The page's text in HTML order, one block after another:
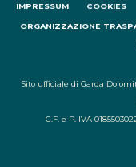
IMPRESSUM COOKIES
ORGANIZZAZIONE
Sito ufficiale di Garda
C.F. e P. IVA